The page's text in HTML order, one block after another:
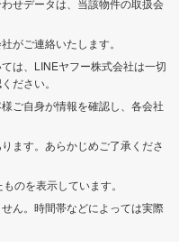
がご連絡いたします。
は、LINEヤフー株式会社は一切
ださい。
ご自身が情報を確認し、各会社
ます。あらかじめご了承くださ
のを表示しています。
ん。時間帯などによっては実際